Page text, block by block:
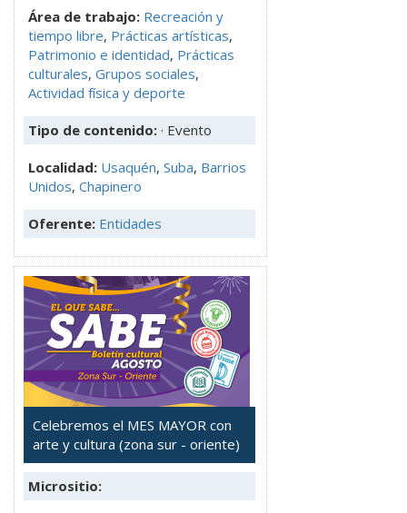
Área de trabajo: Recreación y
tiempo libre, Prácticas artísticas,
Patrimonio e identidad, Prácticas
culturales, Grupos sociales,
Actividad física y deporte
Tipo de contenido: · Evento
Localidad: Usaquén, Suba, Barrios
Unidos, Chapinero
Oferente: Entidades
Celebremos el MES MAYOR con
arte y cultura (zona sur - oriente)
Micrositio: